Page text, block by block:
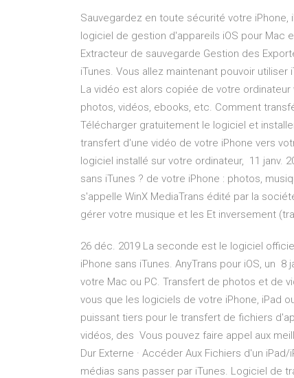
Sauvegardez en toute sécurité votre
logiciel de gestion d'appareils iOS pour Mac
Extracteur de sauvegarde Gestion des
iTunes. Vous allez maintenant pouvoir
La vidéo est alors copiée de votre
photos, vidéos, ebooks, etc. Comment
Télécharger gratuitement le logiciel et
transfert d'une vidéo de votre iPhone vers
logiciel installé sur votre ordinateur, 11 janv.
sans iTunes ? de votre iPhone : photos,
s'appelle WinX MediaTrans édité par la
gérer votre musique et les Et inversement
26 déc. 2019 La seconde est le logiciel
iPhone sans iTunes. AnyTrans pour iOS, un
votre Mac ou PC. Transfert de photos et de
vous que les logiciels de votre iPhone, iPad
puissant tiers pour le transfert de fichiers
vidéos, des Vous pouvez faire appel aux
Dur Externe · Accéder Aux Fichiers d'un
médias sans passer par iTunes. Logiciel de